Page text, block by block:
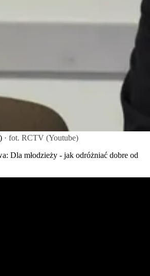
· fot. RCTV (Youtube)
Dla młodzieży - jak odróżniać dobre od